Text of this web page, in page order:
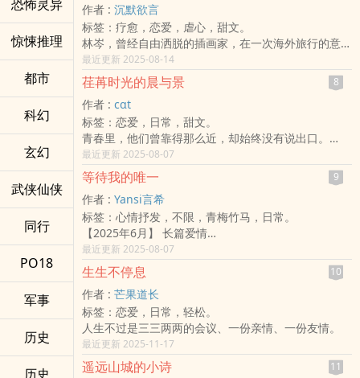
恐怖灵异
惊悚推理
都市
科幻
玄幻
武侠仙侠
同行
PO18
军事
历史
历史
虚拟世界中的完美伴侣，现实里冷漠疏离的残疾天才。
两个既相似又极端不同的男人所交织的声音，将林芷晴
卷入一场充满危机的迷局。
完美的共呜背后是救赎，抑或一个精心设计的陷阱？当
虚拟与现实的边界逐渐模楜，芷晴又是否能重新找到属
于自己的真实？
却也让身旁的人事物在那一刻显得黯淡无光，
也包括我。
我爱过他，听过他给的情话，
在夜深人静时反复咀嚼，深信不疑。
那些染上他色彩的时光，一直以为无法褪去，
只能永远被一场永夜覆盖——
我以为会带着这些走向未来。
但后来有个人，他用温柔把那些支离破碎的时光，
一笔一笔，替我重新上色⋯⋯
标签：#双男主#兄弟爱上同个女人#三角恋#关于分享
欲#慢慢爱上你#等下一个天亮
已完稿
书封：自制（现） / 木珺
@仅在Popo连载
给我一点时间修稿，后记帮我点底下。
后记
上，她的好姊姊唐清妍正贴在她未婚夫的身上。
苏清翎冷笑，她的好姊姊这么爱抢，这泼天的富贵可要
接好了。
作者 : 沉默欲言
标签：疗愈，恋爱，虐心，甜文。
林岑，曾经自由洒脱的插画家，在一次海外旅行的意外
后封闭自己，过着几乎不出门的生活。陈奕辰，海洋生
物研究员，理性冷静，却因一次海洋污染调查，意外闯
入林岑的生活。两人因一只神秘的「漂流瓶」相遇，逐
渐打开彼此的心门，却在真相揭开后面临抉择。
最近更新 2025-08-14
荏苒时光的晨与景 8
作者 : cαt
标签：恋爱，日常，甜文。
青春里，他们曾靠得那么近，却始终没有说出口。
后来错过，选择成为朋友，在各自的人生里走得很远很
远。
直到多年后，在熟悉又陌生的日常里再次遇见——
这一次，他们学会了不逃避，也不再假装不在意。
那些走散的日子，没有让彼此遗忘，反而让他们更清楚
什么是无可替代的存在。
他们不是忽然相爱，而是一直都在——只是现在，终于
敢走近。
最近更新 2025-08-07
等待我的唯一 9
作者 : Yansi言希
标签：心情抒发，不限，青梅竹马，日常。
【2025年6月】 长篇爱情
习惯的背后，是他多年来不变的无声守候。
舒司和曾向我告白过几次，我总用各种理由敷衍推托。
我以为他只是闹着玩，看着其他人追女生，跟着瞎起
哄。
可是不知道从何开始，某些时刻，我竟在等他向我开
口。
但他没有再提过了。
他依然会在我情绪低落、犹豫、被伤害甚至想放弃时，
最近更新 2025-08-07
生生不停息 10
作者 : 芒果道长
标签：恋爱，日常，轻松。
人生不过是三三两两的会议、一份亲情、一份友情。
最近更新 2025-11-17
遥远山城的小诗 11